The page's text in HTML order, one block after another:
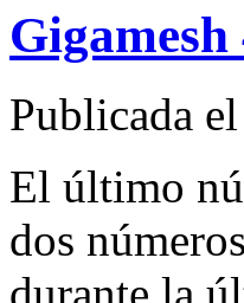
Publicada el
El último
dos
durante la